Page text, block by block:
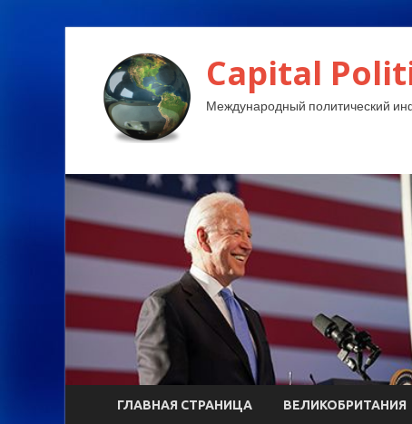
Capital
Международный политический
ГЛАВНАЯ СТРАНИЦА ВЕЛИКОБРИТАНИЯ